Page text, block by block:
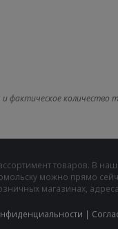
количество
товаров. В
можно прямо
магазинах,
|